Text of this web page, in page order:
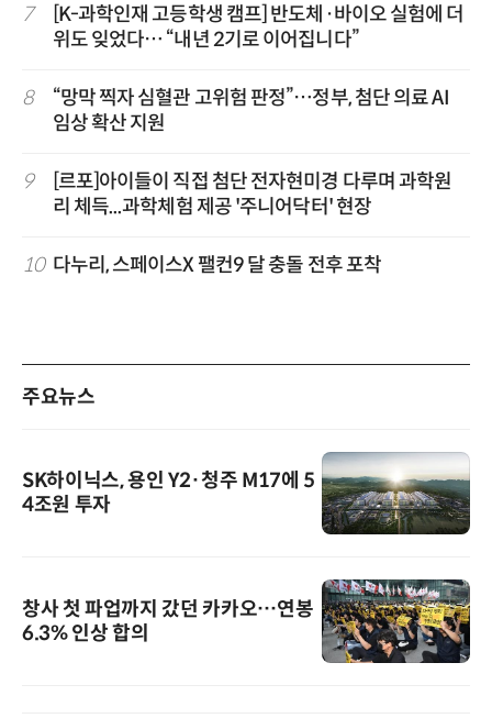
7
[K-과학인재 고등학생 캠프] 반도체·바이오 실험에 더
위도 잊었다… “내년 2기로 이어집니다”
8
“망막 찍자 심혈관 고위험 판정”…정부, 첨단 의료 AI
임상 확산 지원
9
[르포]아이들이 직접 첨단 전자현미경 다루며 과학원
리 체득...과학체험 제공 '주니어닥터' 현장
10 다누리, 스페이스X 팰컨9 달 충돌 전후 포착
주요뉴스
SK하이닉스, 용인 Y2·청주 M17에 5
4조원 투자
창사 첫 파업까지 갔던 카카오…연봉
6.3% 인상 합의